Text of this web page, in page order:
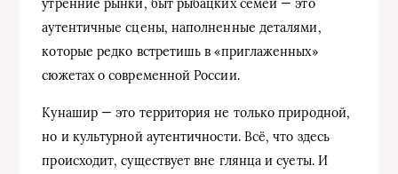
утренние рынки, быт рыбацких семей — это
аутентичные сцены, наполненные деталями,
которые редко встретишь в «приглаженных»
сюжетах о современной России.
Кунашир — это территория не только природной,
но и культурной аутентичности. Всё, что здесь
происходит, существует вне глянца и суеты. И